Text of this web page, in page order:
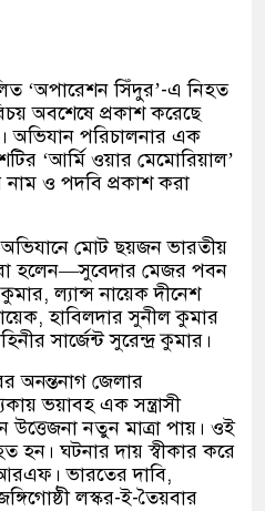
‘অপারেশন সিঁদুর’-এ নিহত
অবশেষে প্রকাশ করেছে
অভিযান পরিচালনার এক
‘আর্মি ওয়ার মেমোরিয়াল’
নাম ও পদবি প্রকাশ করা
অভিযানে মোট ছয়জন ভারতীয়
হলেন—সুবেদার মেজর পবন
ল্যান্স নায়েক দীনেশ
হাবিলদার সুনীল কুমার
সার্জেন্ট সুরেন্দ্র কুমার।
অনন্তনাগ জেলার
ভয়াবহ এক সন্ত্রাসী
উত্তেজনা নতুন মাত্রা পায়। ওই
হন। ঘটনার দায় স্বীকার করে
ভারতের দাবি,
লস্কর-ই-তৈয়বার